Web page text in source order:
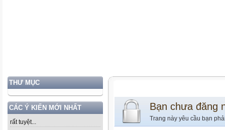
THƯ MỤC
CÁC Ý KIẾN MỚI NHẤT
rất tuyệt...
Bạn chưa đăng
Trang này yêu cầu bạn